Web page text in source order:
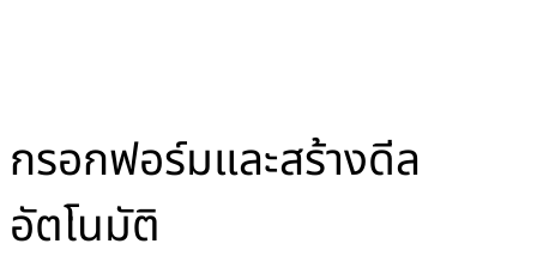
กรอกฟอร์มและสร้างดีล
อัตโนมัติ